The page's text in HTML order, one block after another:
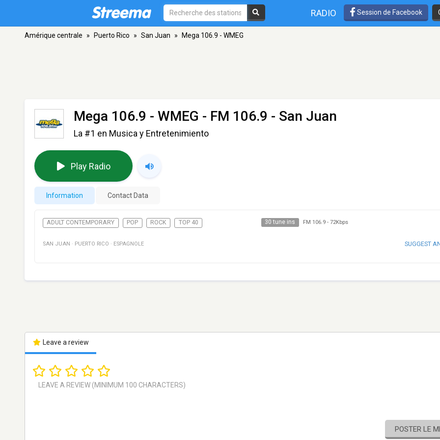
RADIO Session de Facebook
Amérique centrale » Puerto Rico » San Juan » Mega 106.9 - WMEG
Mega 106.9 - WMEG - FM 106.9 - San Juan
La #1 en Musica y Entretenimiento
Play Radio
Information Contact Data
ADULT CONTEMPORARY POP ROCK TOP 40 30 tune ins FM 106.9- 72Kbps
SAN JUAN · PUERTO RICO · ESPAGNOLE SUGGEST
Leave a review
POSTER LE